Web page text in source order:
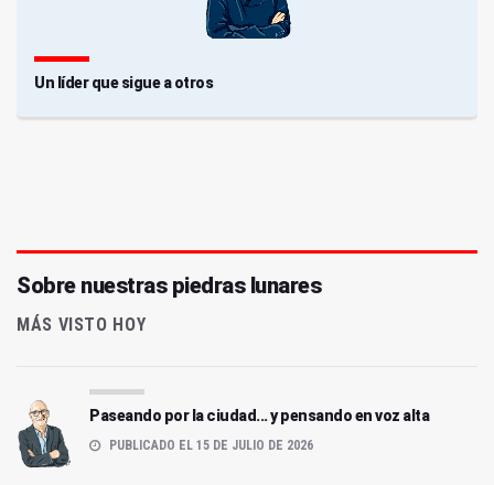
Un líder que sigue a otros
Sobre nuestras piedras lunares
MÁS VISTO HOY
Paseando por la ciudad... y pensando en voz alta
PUBLICADO EL 15 DE JULIO DE 2026